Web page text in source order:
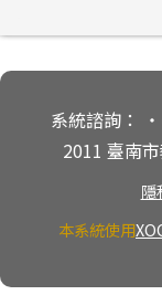
頁尾區域
系統諮詢：
2011 臺南
隱
本系統使用